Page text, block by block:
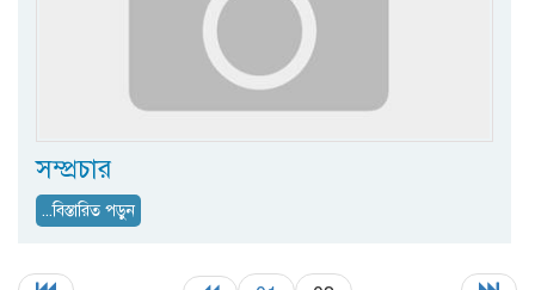
সম্প্রচার
...বিস্তারিত পড়ুন